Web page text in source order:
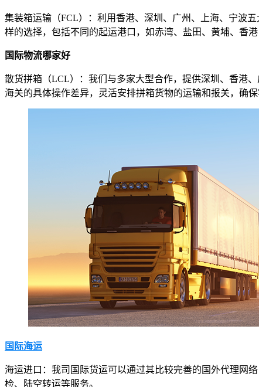
集装箱运输（FCL）：利用香港、深圳、广州、上海、宁波
样的选择，包括不同的起运港口，如赤湾、盐田、黄埔、香
国际物流哪家好
散货拼箱（LCL）：我们与多家大型合作，提供深圳、香港
海关的具体操作差异，灵活安排拼箱货物的运输和报关，确
国际海运
海运进口：我司国际货运可以通过其比较完善的国外代理网
检、陆空转运等服务。